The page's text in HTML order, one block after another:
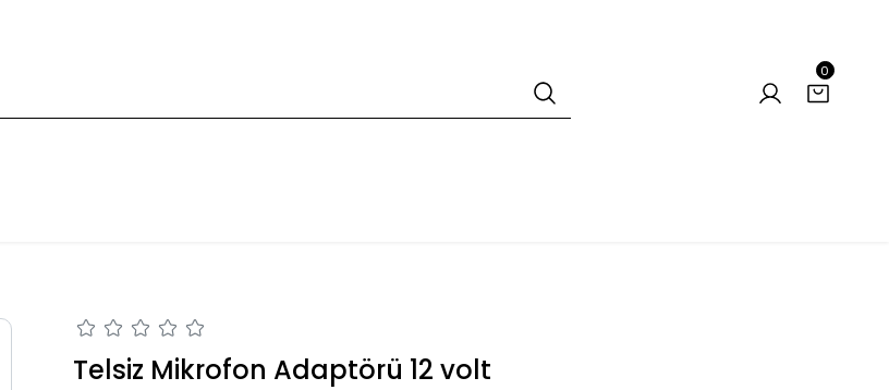
0
Telsiz Mikrofon Adaptörü 12 volt